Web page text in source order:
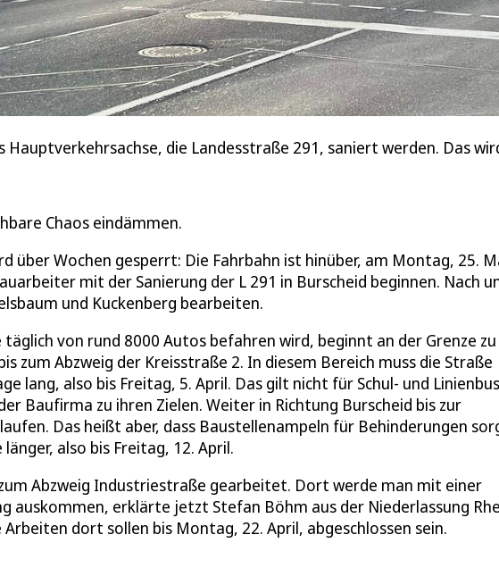
Hauptverkehrsachse, die Landesstraße 291, saniert werden. Das
Chaos eindämmen.
über Wochen gesperrt: Die Fahrbahn ist hinüber, am Montag, 25.
mit der Sanierung der L 291 in Burscheid beginnen. Nach
und Kuckenberg bearbeiten.
von rund 8000 Autos befahren wird, beginnt an der Grenze zu
zum Abzweig der Kreisstraße 2. In diesem Bereich muss die Straße
lang, also bis Freitag, 5. April. Das gilt nicht für Schul- und
Baufirma zu ihren Zielen. Weiter in Richtung Burscheid bis zur
Das heißt aber, dass Baustellenampeln für Behinderungen
also bis Freitag, 12. April.
Abzweig Industriestraße gearbeitet. Dort werde man mit einer
auskommen, erklärte jetzt Stefan Böhm aus der Niederlassung
dort sollen bis Montag, 22. April, abgeschlossen sein.